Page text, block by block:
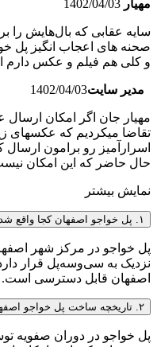
مهیار 1402/04/03
سایه عقابی که بال‌هایش را
صحنه های اعجاب انگیز پل
و کلی هم فیلم و عکس دارم
مدیر سایت1402/04/03
مهیار جان اگر امکان
تقاضا میکردیم که عکسهای
اسرارآمیز رو برامون ارسال
حال حاضر که این امکان
نمایش بیشتر
۱. پل خواجو اصفهان کجا واقع شده است؟
پل خواجو در مرکز شهر
نزدیک به سی‌وسه‌پل قرار
اصفهان قابل دسترسی است.
۲. تاریخچه ساخت پل خواجو اصفهان چیست؟
پل خواجو در دوران